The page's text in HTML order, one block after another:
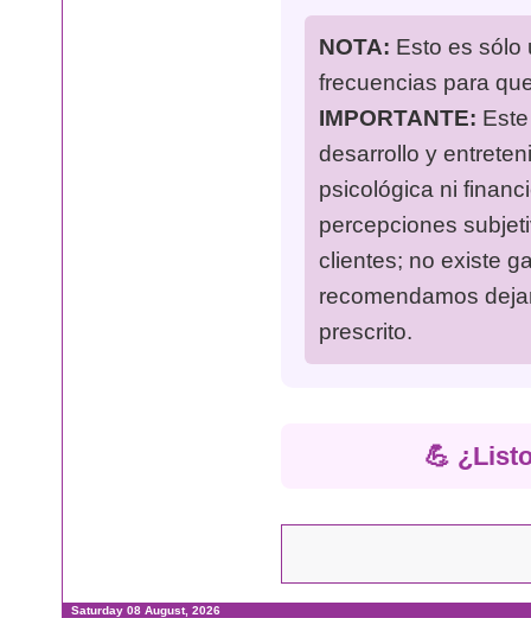
NOTA: Esto es sólo
frecuencias para
IMPORTANTE:
desarrollo y
psicológica ni
percepciones
clientes; no existe
recomendamos
prescrito.
💪
Saturday 08 August, 2026